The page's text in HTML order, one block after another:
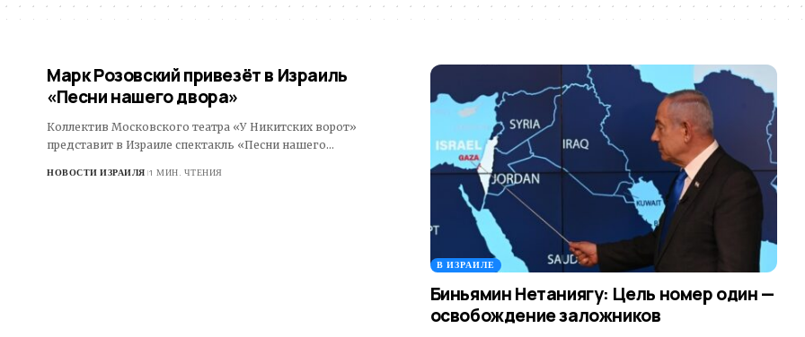
Марк Розовский привезёт в Израиль
«Песни нашего двора»
Коллектив Московского театра «У Никитских ворот»
представит в Израиле спектакль «Песни нашего…
НОВОСТИ ИЗРАИЛЯ 1 МИН. ЧТЕНИЯ
В ИЗРАИЛЕ
Биньямин Нетаниягу: Цель номер один —
освобождение заложников